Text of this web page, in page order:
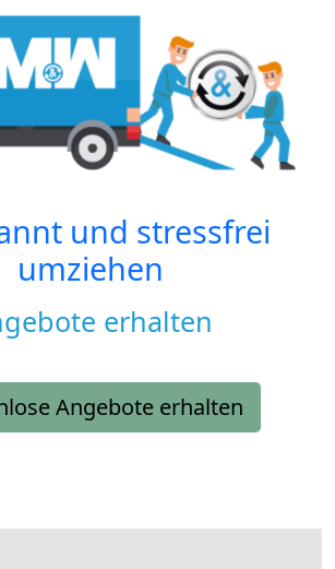
und stressfrei
umziehen
erhalten
Angebote erhalten